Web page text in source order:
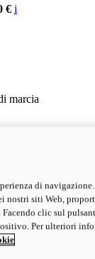
€ i
marcia
marcia
di
nostri siti Web,
Facendo clic sul
Per ulteriori